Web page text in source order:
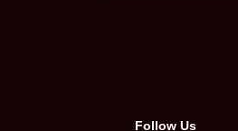
Follow Us